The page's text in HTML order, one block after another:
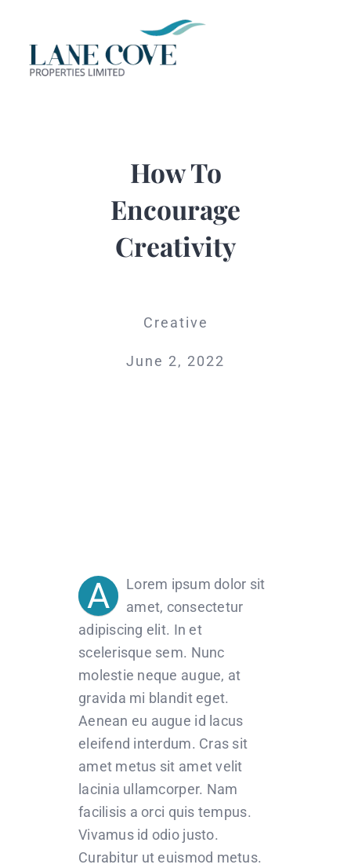
How To
Encourage
Creativity
Creative
June 2, 2022
A
Lorem ipsum dolor sit
amet, consectetur
adipiscing elit. In et
scelerisque sem. Nunc
molestie neque augue, at
gravida mi blandit eget.
Aenean eu augue id lacus
eleifend interdum. Cras sit
amet metus sit amet velit
lacinia ullamcorper. Nam
facilisis a orci quis tempus.
Vivamus id odio justo.
Curabitur ut euismod metus.